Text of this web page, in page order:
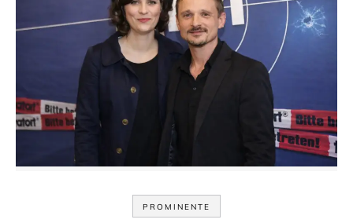
PROMINENTE